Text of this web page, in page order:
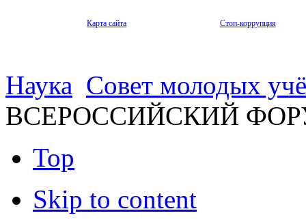
Карта сайта Стоп-коррупция
Наука Совет молодых
ВСЕРОССИЙСКИЙ
Top
Skip to content